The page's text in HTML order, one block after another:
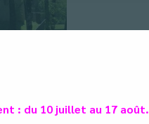
: du 10 juillet au 17 août.